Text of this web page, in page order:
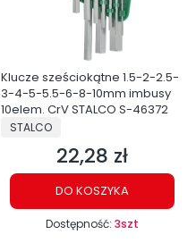
Klucze sześciokątne 1.5-2-2.5-
3-4-5-5.5-6-8-10mm imbusy
10elem. CrV STALCO S-46372
PRODUCENT
STALCO
Cena
22,28 zł
DO KOSZYKA
Dostępność: 3szt